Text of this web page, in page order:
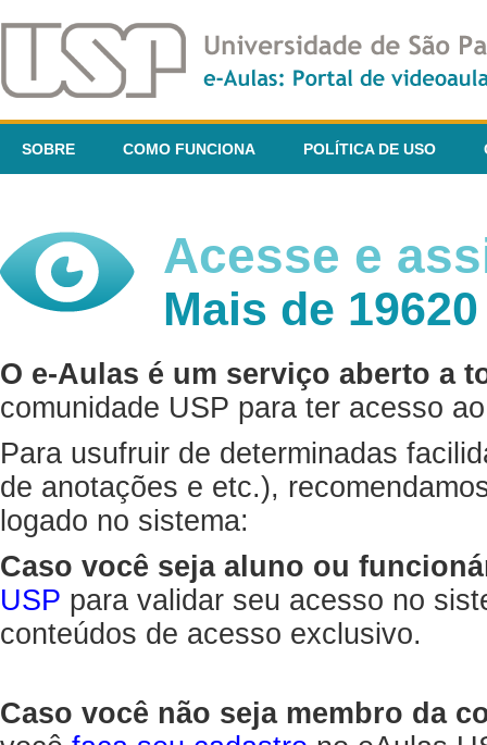
SOBRE COMO FUNCIONA POLÍTICA DE USO
Acesse e
Mais de
O e-Aulas é um serviço aberto a
comunidade USP para ter acesso
Para usufruir de determinadas
de anotações e etc.),
logado no sistema:
Caso você seja aluno ou
USP para validar seu acesso no
conteúdos de acesso exclusivo.
Caso você não seja membro da